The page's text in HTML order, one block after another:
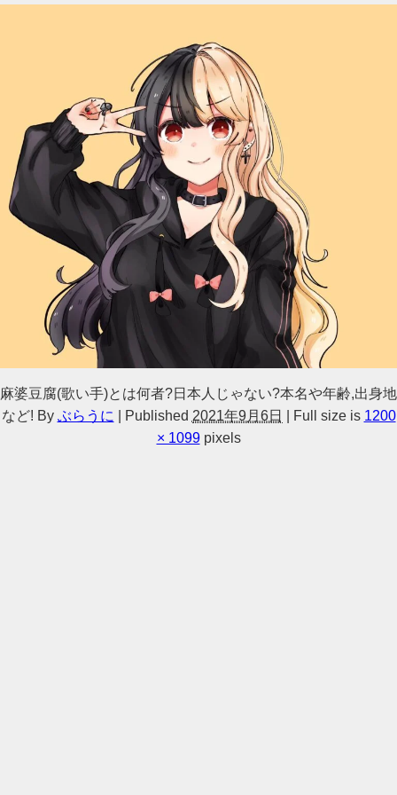
麻婆豆腐(歌い手)とは何者?日本人じゃない?本名や年齢,出身地
など! By ぶらうに Published 2021年9月6日 Full size is 1200
× 1099pixels